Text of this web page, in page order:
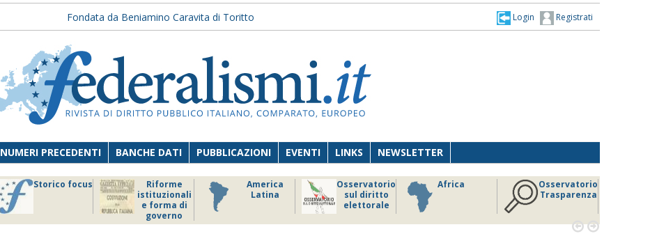
Fondata da Beniamino Caravita di Toritto Registrati
Login
NUMERI PRECEDENTI BANCHE DATI PUBBLICAZIONI EVENTI LINKS NEWSLETTER
Storico focus
Riforme
istituzionali
e forma di
governo
America
Latina
Osservatorio
sul diritto
elettorale
Africa
Osservatorio
Trasparenza
 